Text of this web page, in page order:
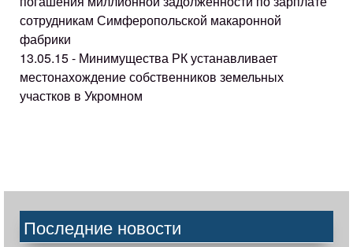
сотрудникам Симферопольской макаронной
фабрики
13.05.15 - Минимущества РК устанавливает
местонахождение собственников земельных
участков в Укромном
Последние новости